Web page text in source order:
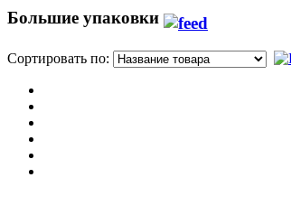
Большие упаковки
Сортировать по: